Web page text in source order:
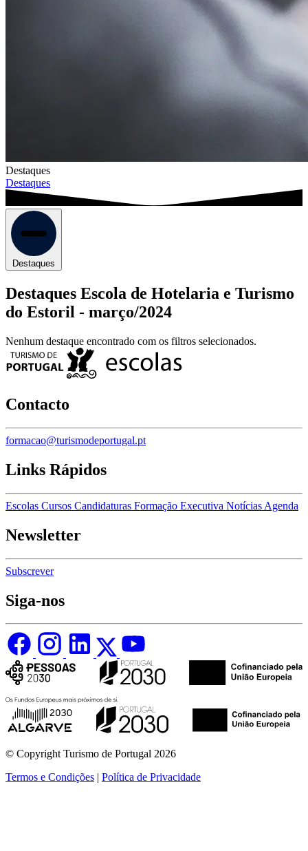
Destaques
Destaques
Destaques
Destaques Escola de Hotelaria e Turismo
do Estoril - março/2024
Nenhum destaque encontrado com os filtros selecionados.
Contacto
formacao@turismodeportugal.pt
Links Rápidos
Escolas Cursos Candidaturas Formação Executiva Notícias Agenda
Newsletter
Subscrever
Siga-nos
© Copyright Turismo de Portugal 2026
Termos e Condições | Política de Privacidade